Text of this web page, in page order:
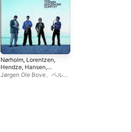
Nørholm, Lorentzen,
Hendze, Hansen,
Roikjer: Contemporary
Jørgen Ole Bove、 ペル・